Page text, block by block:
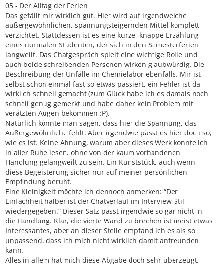
05 - Der Alltag der Ferien
Das gefällt mir wirklich gut. Hier wird auf irgendwelche
außergewöhnlichen, spannungsteigernden Mittel komplett
verzichtet. Stattdessen ist es eine kurze, knappe Erzählung
eines normalen Studenten, der sich in den Semesterferien
langweilt. Das Chatgespräch spielt eine wichtige Rolle und
auch beide schreibenden Personen wirken glaubwürdig. Die
Beschreibung der Unfälle im Chemielabor ebenfalls. Mir ist
selbst schon einmal fast so etwas passiert, ein Fehler ist da
wirklich schnell gemacht (zum Glück habe ich es damals noch
schnell genug gemerkt und habe daher kein Problem mit
verätzten Augen bekommen :P).
Natürlich könnte man sagen, dass hier die Spannung, das
Außergewöhnliche fehlt. Aber irgendwie passt es hier doch so,
wie es ist. Keine Ahnung, warum aber dieses Werk konnte ich
in aller Ruhe lesen, ohne von der kaum vorhandenen
Handlung gelangweilt zu sein. Ein Kunststück, auch wenn
diese Begeisterung sicher nur auf meiner persönlichen
Empfindung beruht.
Eine Kleinigkeit möchte ich dennoch anmerken: “Der
Einfachheit halber ist der Chatverlauf im Interview-Stil
wiedergegeben.“ Dieser Satz passt irgendwie so gar nicht in
die Handlung. Klar, die vierte Wand zu brechen ist meist etwas
Interessantes, aber an dieser Stelle empfand ich es als so
unpassend, dass ich mich nicht wirklich damit anfreunden
kann.
Alles in allem hat mich diese Abgabe doch sehr überzeugt.